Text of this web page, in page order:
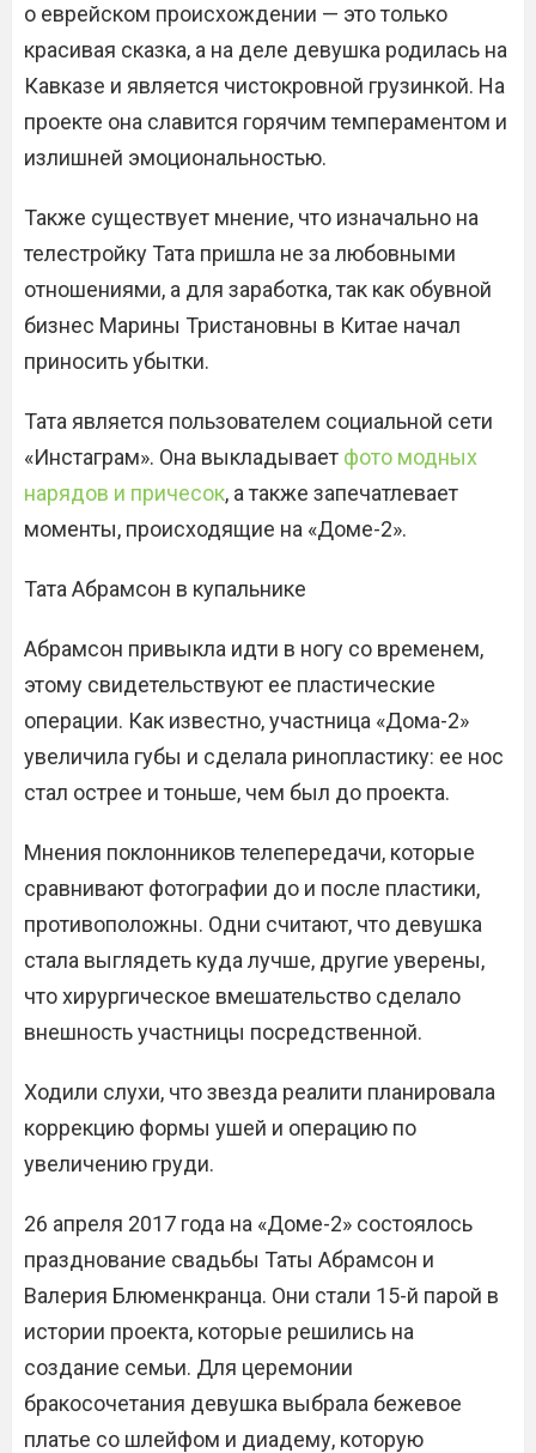
о еврейском происхождении — это только
красивая сказка, а на деле девушка родилась на
Кавказе и является чистокровной грузинкой. На
проекте она славится горячим темпераментом и
излишней эмоциональностью.
Также существует мнение, что изначально на
телестройку Тата пришла не за любовными
отношениями, а для заработка, так как обувной
бизнес Марины Тристановны в Китае начал
приносить убытки.
Тата является пользователем социальной сети
«Инстаграм». Она выкладывает фото модных
нарядов и причесок, а также запечатлевает
моменты, происходящие на «Доме-2».
Тата Абрамсон​ в купальнике
Абрамсон привыкла идти в ногу со временем,
этому свидетельствуют ее пластические
операции. Как известно, участница «Дома-2»
увеличила губы и сделала ринопластику: ее нос
стал острее и тоньше, чем был до проекта.
Мнения поклонников телепередачи, которые
сравнивают фотографии до и после пластики,
противоположны. Одни считают, что девушка
стала выглядеть куда лучше, другие уверены,
что хирургическое вмешательство сделало
внешность участницы посредственной.
Ходили слухи, что звезда реалити планировала
коррекцию формы ушей и операцию по
увеличению груди.
26 апреля 2017 года на «Доме-2» состоялось
празднование свадьбы Таты Абрамсон и
Валерия Блюменкранца. Они стали 15-й парой в
истории проекта, которые решились на
создание семьи. Для церемонии
бракосочетания девушка выбрала бежевое
платье со шлейфом и диадему, которую